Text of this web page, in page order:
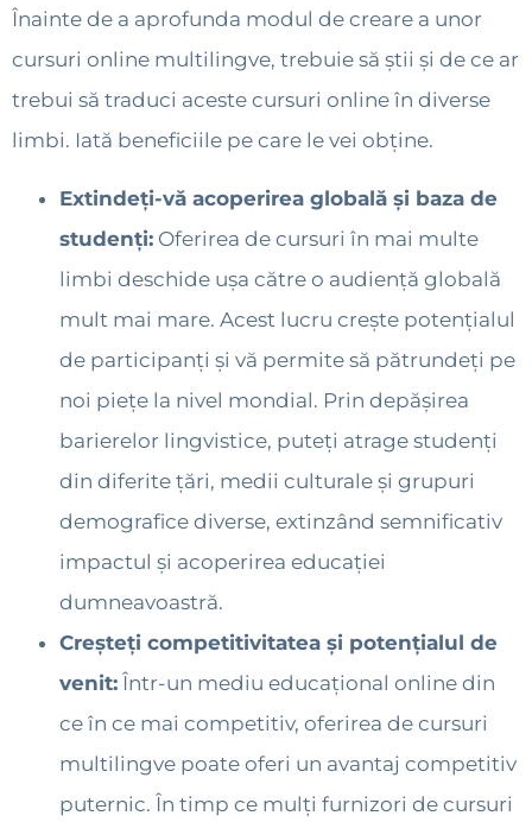
Înainte de a aprofunda modul de creare a unor
cursuri online multilingve, trebuie să știi și de ce ar
trebui să traduci aceste cursuri online în diverse
limbi. Iată beneficiile pe care le vei obține.
Extindeți-vă acoperirea globală și baza de
studenți: Oferirea de cursuri în mai multe
limbi deschide ușa către o audiență globală
mult mai mare. Acest lucru crește potențialul
de participanți și vă permite să pătrundeți pe
noi piețe la nivel mondial. Prin depășirea
barierelor lingvistice, puteți atrage studenți
din diferite țări, medii culturale și grupuri
demografice diverse, extinzând semnificativ
impactul și acoperirea educației
dumneavoastră.
Creșteți competitivitatea și potențialul de
venit: Într-un mediu educațional online din
ce în ce mai competitiv, oferirea de cursuri
multilingve poate oferi un avantaj competitiv
puternic. În timp ce mulți furnizori de cursuri